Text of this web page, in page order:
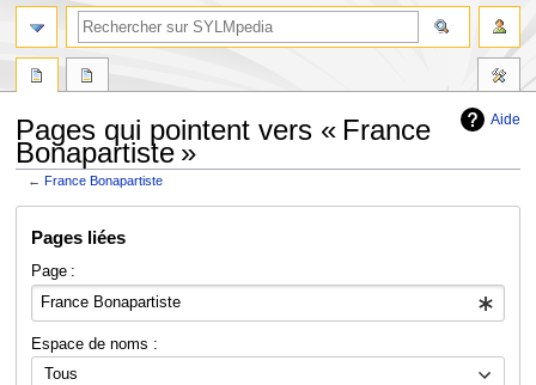
Aide
Pages qui pointent vers « France
Bonapartiste »
←France Bonapartiste
navigation
recherche
Pages liées
Page :
Espace de noms :
Tous